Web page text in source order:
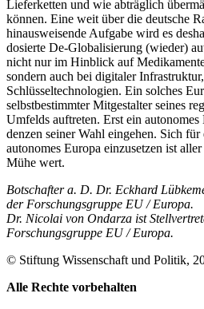
Lieferketten und wie abträglich
können. Eine weit über die deutsche
hinausweisende Aufgabe wird es
dosierte De-Globalisierung (wieder)
nicht nur im Hinblick auf
sondern auch bei digitaler
Schlüsseltechnologien. Ein solches
selbstbestimmter Mitgestalter seines
Umfelds auftreten. Erst ein
denzen seiner Wahl eingehen. Sich für
autonomes Europa ein­zusetzen ist
Mühe wert.
Botschafter a. D. Dr. Eckhard
der Forschungsgruppe EU / Europa.
Dr. Nicolai von Ondarza ist
Forschungsgruppe EU / Europa.
© Stiftung Wissenschaft und Politik,
Alle Rechte vorbehalten